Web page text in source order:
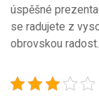
úspěšné
se radujete z
obrovskou radost.